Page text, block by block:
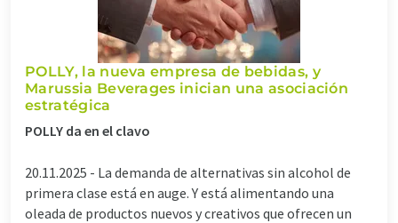
POLLY, la nueva empresa de bebidas, y
Marussia Beverages inician una asociación
estratégica
POLLY da en el clavo
20.11.2025 - La demanda de alternativas sin alcohol de
primera clase está en auge. Y está alimentando una
oleada de productos nuevos y creativos que ofrecen un